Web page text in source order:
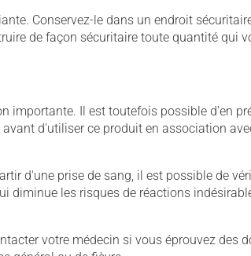
Conservez-le dans un endroit
de façon sécuritaire toute quantité qui
Il est toutefois possible d'en
d'utiliser ce produit en association
d'une prise de sang, il est possible de
les risques de réactions
votre médecin si vous éprouvez des